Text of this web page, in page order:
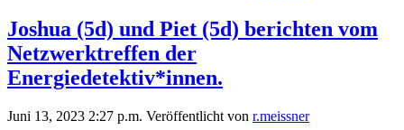
Joshua (5d) und Piet (5d) berichten vom
Netzwerktreffen der
Energiedetektiv*innen.
Juni 13, 2023 2:27 p.m. Veröffentlicht von r.meissner